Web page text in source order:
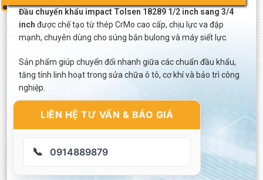
Đầu chuyển khẩu impact Tolsen 18289 1/2 inch sang 3/4
inch được chế tạo từ thép CrMo cao cấp, chịu lực va đập
mạnh, chuyên dùng cho súng bắn bulong và máy siết lực.
Sản phẩm giúp chuyển đổi nhanh giữa các chuẩn đầu khẩu,
tăng tính linh hoạt trong sửa chữa ô tô, cơ khí và bảo trì công
nghiệp.
LIÊN HỆ TƯ VẤN & BÁO GIÁ
📞 0914889879